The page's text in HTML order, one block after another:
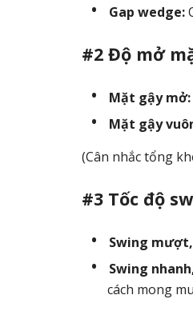
Gap wedge:
#2 Độ mở
Mặt gậy mở:
Mặt gậy
(Cân nhắc tổng
#3 Tốc độ
Swing
Swing
cách mong